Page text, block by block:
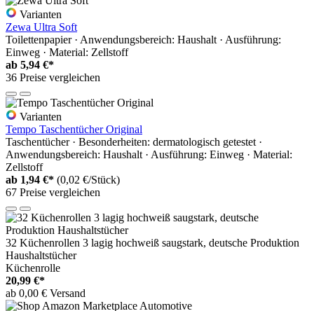
Varianten
Zewa Ultra Soft
Toilettenpapier · Anwendungsbereich: Haushalt · Ausführung:
Einweg · Material: Zellstoff
ab 5,94 €*
36 Preise vergleichen
Varianten
Tempo Taschentücher Original
Taschentücher · Besonderheiten: dermatologisch getestet ·
Anwendungsbereich: Haushalt · Ausführung: Einweg · Material:
Zellstoff
ab 1,94 €* (0,02 €/Stück)
67 Preise vergleichen
32 Küchenrollen 3 lagig hochweiß saugstark, deutsche Produktion
Haushaltstücher
Küchenrolle
20,99 €*
ab 0,00 € Versand